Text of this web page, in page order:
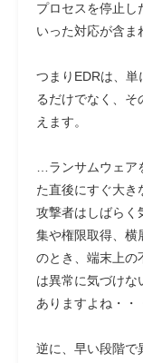
プロセスを停止し
いった対応が含ま
つまりEDRは、
るだけでなく、そ
えます。
…ランサムウェア
た直後にすぐ大き
攻撃者はしばらく
集や権限取得、横
のとき、端末上の
は異常に気づけな
ありますよね・・
逆に、早い段階で